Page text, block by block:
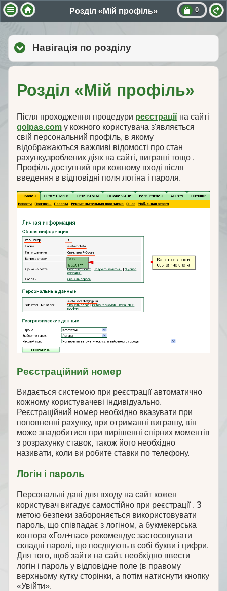
Розділ «Мій профіль» 0
Навігація по розділуclick to expand
Розділ «Мій профіль»
Після проходження процедури реєстрації на сайті
golpas.com у кожного користувача з'являється
свій персональний профіль, в якому
відображаються важливі відомості про стан
рахунку,зроблених діях на сайті, виграші тощо .
Профіль доступний при кожному вході після
введення в відповідні поля логіна і пароля.
Реєстраційний номер
Видається системою при реєстрації автоматично
кожному користувачеві індивідуально.
Реєстраційний номер необхідно вказувати при
поповненні рахунку, при отриманні виграшу, він
може знадобитися при вирішенні спірних моментів
з розрахунку ставок, також його необхідно
називати, коли ви робите ставки по телефону.
Логін і пароль
Персональні дані для входу на сайт кожен
користувач вигадує самостійно при реєстрації . З
метою безпеки забороняється використовувати
пароль, що співпадає з логіном, а букмекерська
контора «Гол+пас» рекомендує застосовувати
складні паролі, що поєднують в собі букви і цифри.
Для того, щоб зайти на сайт, необхідно ввести
логін і пароль у відповідне поле (в правому
верхньому кутку сторінки, а потім натиснути кнопку
«Увійти».